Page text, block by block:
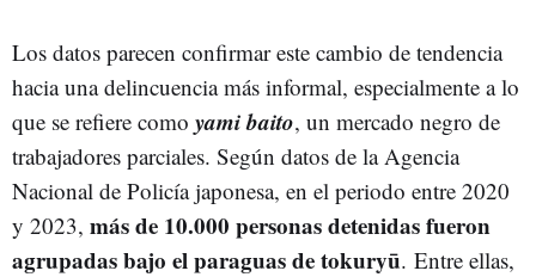
Los datos parecen confirmar este cambio de tendencia
hacia una delincuencia más informal, especialmente a lo
que se refiere como yami baito, un mercado negro de
trabajadores parciales. Según datos de la Agencia
Nacional de Policía japonesa, en el periodo entre 2020
y 2023, más de 10.000 personas detenidas fueron
agrupadas bajo el paraguas de tokuryū. Entre ellas,